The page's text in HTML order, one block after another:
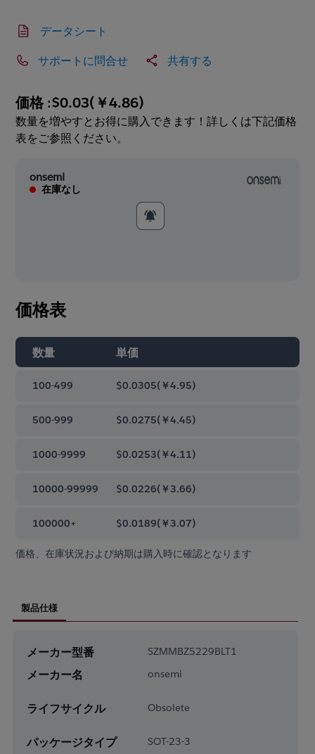
データシート
サポートに問合せ 共有する
価格 :$0.03(￥4.86)
数量を増やすとお得に購入できます！詳しくは下記価格
表をご参照ください。
onsemi
在庫なし
価格表
数量 単価
100-499 $0.0305(￥4.95)
500-999 $0.0275(￥4.45)
1000-9999 $0.0253(￥4.11)
10000-99999 $0.0226(￥3.66)
100000+ $0.0189(￥3.07)
価格、在庫状況および納期は購入時に確認となります
製品仕様
メーカー型番 SZMMBZ5229BLT1
メーカー名 onsemi
ライフサイクル Obsolete
パッケージタイプ SOT-23-3